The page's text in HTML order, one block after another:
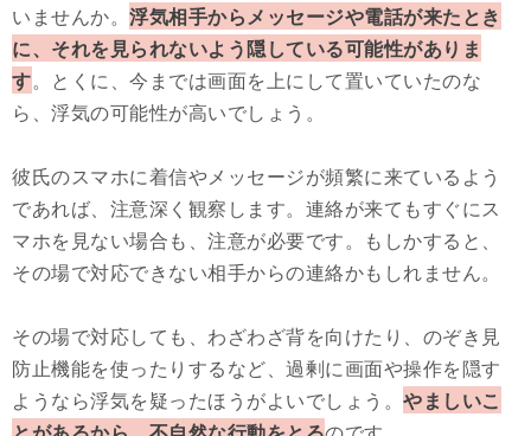
いませんか。 浮気相手からメッセージや電話が来たとき
に、それを見られないよう隠している可能性がありま
す。とくに、今までは画面を上にして置いていたのな
ら、浮気の可能性が高いでしょう。
彼氏のスマホに着信やメッセージが頻繁に来ているよう
であれば、注意深く観察します。連絡が来てもすぐにス
マホを見ない場合も、注意が必要です。もしかすると、
その場で対応できない相手からの連絡かもしれません。
その場で対応しても、わざわざ背を向けたり、のぞき見
防止機能を使ったりするなど、過剰に画面や操作を隠す
ようなら浮気を疑ったほうがよいでしょう。 やましいこ